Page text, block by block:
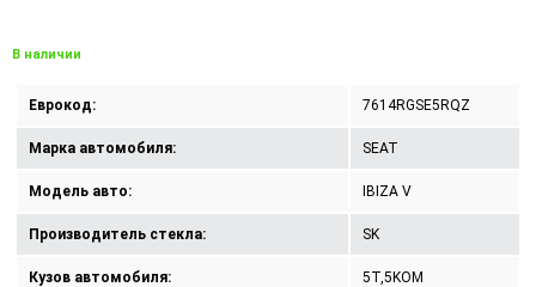
В наличии
Еврокод: 7614RGSE5RQZ
Марка автомобиля: SEAT
Модель авто: IBIZA V
Производитель стекла: SK
Кузов автомобиля: 5T,5KOM
ПОЛИТИКА КОНФИДЕНЦИАЛЬНОСТИ